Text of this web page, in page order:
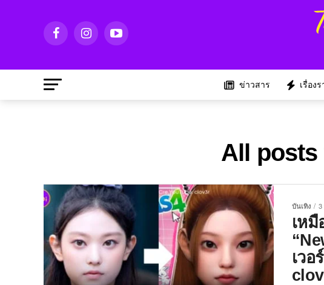
ข่าวสาร เรื่อง
All posts
บันเทิง 3
เห
เว